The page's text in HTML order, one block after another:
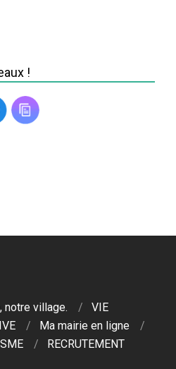
!
notre village.
VIE
Ma mairie en ligne
RECRUTEMENT